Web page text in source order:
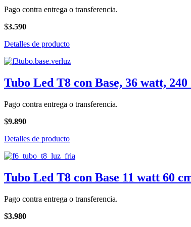
Pago contra entrega o transferencia.
$3.590
Detalles de producto
Tubo Led T8 con Base, 36 watt,
Pago contra entrega o transferencia.
$9.890
Detalles de producto
Tubo Led T8 con Base 11 watt 60
Pago contra entrega o transferencia.
$3.980